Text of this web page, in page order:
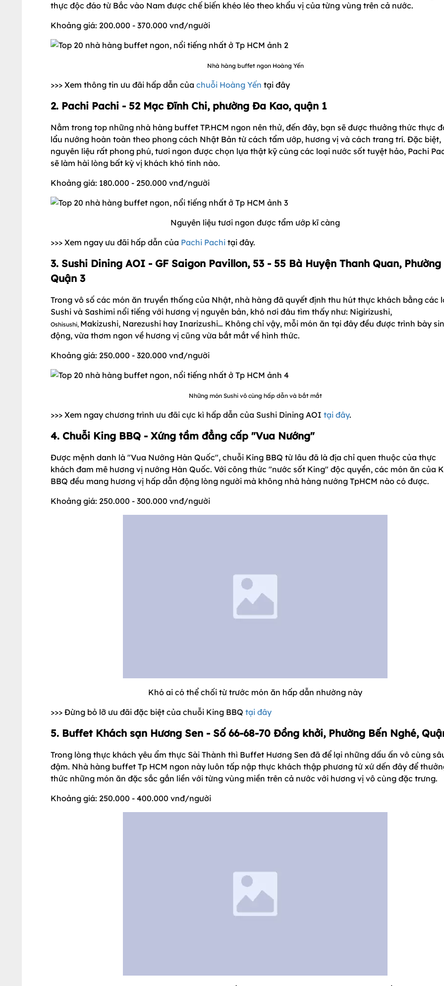
thực độc đáo từ Bắc vào Nam được chế biến khéo léo theo khẩu vị của từng vùng trên cả nước.
Khoảng giá: 200.000 - 370.000 vnđ/người
Nhà hàng buffet ngon Hoàng Yến
>>> Xem thông tin ưu đãi hấp dẫn của chuỗi Hoàng Yến tại đây
2. Pachi Pachi - 52 Mạc Đĩnh Chi, phường Đa Kao, quận 1
Nằm trong top những nhà hàng buffet TP.HCM ngon nên thử, đến đây, bạn sẽ được thưởng thức thực
lẩu nướng hoàn toàn theo phong cách Nhật Bản từ cách tẩm ướp, hương vị và cách trang trí. Đặc biệt,
nguyên liệu rất phong phú, tươi ngon được chọn lựa thật kỹ cùng các loại nước sốt tuyệt hảo, Pachi
sẽ làm hài lòng bất kỳ vị khách khó tính nào.
Khoảng giá: 180.000 - 250.000 vnđ/người
Nguyên liệu tươi ngon được tẩm ướp kĩ càng
>>> Xem ngay ưu đãi hấp dẫn của Pachi Pachi tại đây.
3. Sushi Dining AOI - GF Saigon Pavillon, 53 - 55 Bà Huyện Thanh Quan, Phường
Quận 3
Trong vô số các món ăn truyền thống của Nhật, nhà hàng đã quyết định thu hút thực khách bằng các
Sushi và Sashimi nổi tiếng với hương vị nguyên bản, khó nơi đâu tìm thấy như: Nigirizushi,
Oshisushi, Makizushi, Narezushi hay Inarizushi… Không chỉ vậy, mỗi món ăn tại đây đều được trình bày
động, vừa thơm ngon về hương vị cũng vừa bắt mắt về hình thức.
Khoảng giá: 250.000 - 320.000 vnđ/người
Những món Sushi vô cùng hấp dẫn và bắt mắt
>>> Xem ngay chương trình ưu đãi cực kì hấp dẫn của Sushi Dining AOI tại đây.
4. Chuỗi King BBQ - Xứng tầm đẳng cấp "Vua Nướng"
Được mệnh danh là "Vua Nướng Hàn Quốc", chuỗi King BBQ từ lâu đã là địa chỉ quen thuộc của thực
khách đam mê hương vị nướng Hàn Quốc. Với công thức "nước sốt King" độc quyền, các món ăn của
BBQ đều mang hương vị hấp dẫn động lòng người mà không nhà hàng nướng TpHCM nào có được.
Khoảng giá: 250.000 - 300.000 vnđ/người
Khó ai có thể chối từ trước món ăn hấp dẫn nhường này
>>> Đừng bỏ lỡ ưu đãi đặc biệt của chuỗi King BBQtại đây
5. Buffet Khách sạn Hương Sen -
Trong lòng thực khách yêu ẩm thực Sài Thành thì Buffet Hương Sen đã để lại những dấu ấn vô cùng sâu